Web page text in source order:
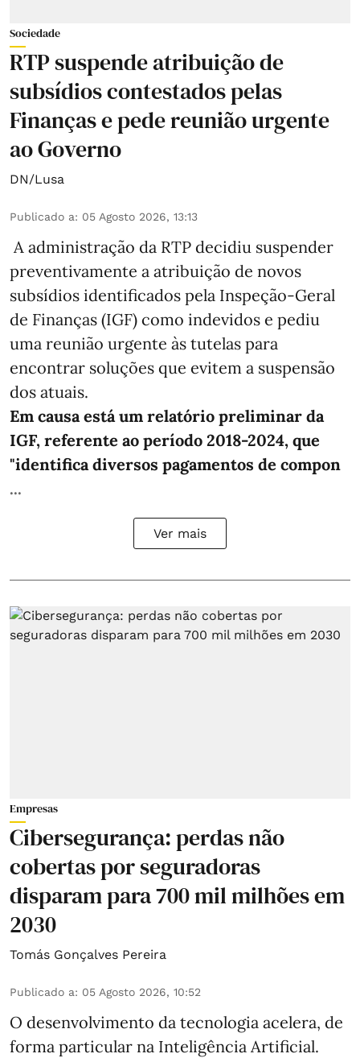
Sociedade
RTP suspende atribuição de
subsídios contestados pelas
Finanças e pede reunião urgente
ao Governo
DN/Lusa
Publicado a: 05 Agosto 2026, 13:13
A administração da RTP decidiu suspender
preventivamente a atribuição de novos
subsídios identificados pela Inspeção-Geral
de Finanças (IGF) como indevidos e pediu
uma reunião urgente às tutelas para
encontrar soluções que evitem a suspensão
dos atuais.
Em causa está um relatório preliminar da
IGF, referente ao período 2018-2024, que
"identifica diversos pagamentos de compon
...
Ver mais
Empresas
Cibersegurança: perdas não
cobertas por seguradoras
disparam para 700 mil milhões em
2030
Tomás Gonçalves Pereira
Publicado a: 05 Agosto 2026, 10:52
O desenvolvimento da tecnologia acelera, de
forma particular na Inteligência Artificial.